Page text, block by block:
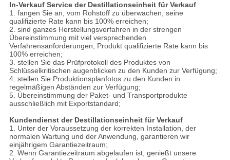
In-Verkauf Service der Destillationseinheit für Verkauf
1. fangen Sie an, vom Rohstoff zu überwachen, seine
qualifizierte Rate kann bis 100% erreichen;
2. sind ganzes Herstellungsverfahren in der strengen
Übereinstimmung mit viel versprechenden
Verfahrensanforderungen, Produkt qualifizierte Rate kann bis
100% erreichen;
3. stellen Sie das Prüfprotokoll des Produktes von
Schlüsselkritischen augenblicken zu den Kunden zur Verfügung;
4. stellen Sie Produktionsplanfotos zu den Kunden in
regelmäßigen Abständen zur Verfügung;
5. Übereinstimmung der Paket- und Transportprodukte
ausschließlich mit Exportstandard;
Kundendienst der Destillationseinheit für Verkauf
1. Unter der Voraussetzung der korrekten Installation, der
normalen Wartung und der Anwendung, garantieren wir
einjährigem Garantiezeitraum;
2. Wenn Garantiezeitraum abgelaufen ist, genießt unsere